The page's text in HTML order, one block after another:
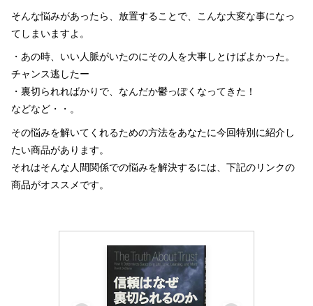
そんな悩みがあったら、放置することで、こんな大変な事になっ
てしまいますよ。
・あの時、いい人脈がいたのにその人を大事しとけばよかった。
チャンス逃したー
・裏切られればかりで、なんだか鬱っぽくなってきた！
などなど・・。
その悩みを解いてくれるための方法をあなたに今回特別に紹介し
たい商品があります。
それはそんな人間関係での悩みを解決するには、下記のリンクの
商品がオススメです。